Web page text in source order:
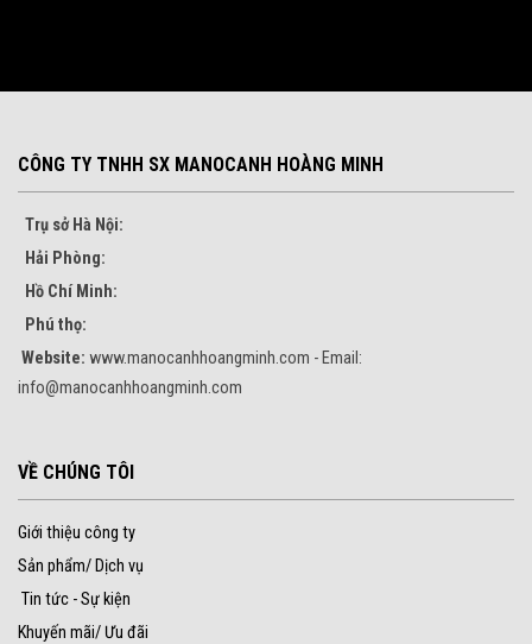
CÔNG TY TNHH SX MANOCANH HOÀNG MINH
Trụ sở Hà Nội:
Hải Phòng:
Hồ Chí Minh:
Phú thọ:
Website: www.manocanhhoangminh.com - Email:
info@manocanhhoangminh.com
VỀ CHÚNG TÔI
Giới thiệu công ty
Sản phẩm/ Dịch vụ
Tin tức - Sự kiện
Khuyến mãi/ Ưu đãi